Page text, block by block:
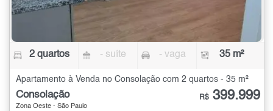
2 quartos - suíte - vaga 35 m²
Apartamento à Venda no Consolação com 2 quartos - 35 m²
Consolação
Zona Oeste - São Paulo
R$ 399.999